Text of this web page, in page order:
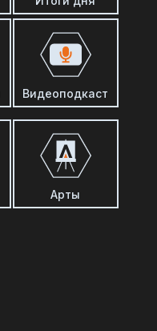
Видеоподкаст
Арты